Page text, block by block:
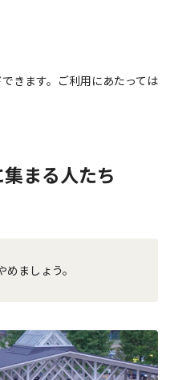
きます。ご利用にあたっては
まる人たち
ましょう。